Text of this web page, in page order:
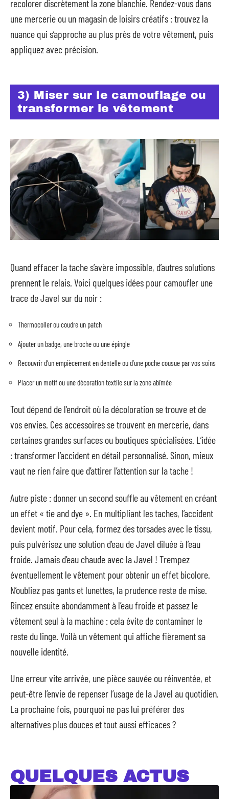
recolorer discrètement la zone blanchie. Rendez-vous dans
une mercerie ou un magasin de loisirs créatifs : trouvez la
nuance qui s’approche au plus près de votre vêtement, puis
appliquez avec précision.
3) Miser sur le camouflage ou
transformer le vêtement
Quand effacer la tache s’avère impossible, d’autres solutions
prennent le relais. Voici quelques idées pour camoufler une
trace de Javel sur du noir :
Thermocoller ou coudre un patch
Ajouter un badge, une broche ou une épingle
Recouvrir d’un empiècement en dentelle ou d’une poche cousue par vos soins
Placer un motif ou une décoration textile sur la zone abîmée
Tout dépend de l’endroit où la décoloration se trouve et de
vos envies. Ces accessoires se trouvent en mercerie, dans
certaines grandes surfaces ou boutiques spécialisées. L’idée
: transformer l’accident en détail personnalisé. Sinon, mieux
vaut ne rien faire que d’attirer l’attention sur la tache !
Autre piste : donner un second souffle au vêtement en créant
un effet « tie and dye ». En multipliant les taches, l’accident
devient motif. Pour cela, formez des torsades avec le tissu,
puis pulvérisez une solution d’eau de Javel diluée à l’eau
froide. Jamais d’eau chaude avec la Javel ! Trempez
éventuellement le vêtement pour obtenir un effet bicolore.
N’oubliez pas gants et lunettes, la prudence reste de mise.
Rincez ensuite abondamment à l’eau froide et passez le
vêtement seul à la machine : cela évite de contaminer le
reste du linge. Voilà un vêtement qui affiche fièrement sa
nouvelle identité.
Une erreur vite arrivée, une pièce sauvée ou réinventée, et
peut-être l’envie de repenser l’usage de la Javel au quotidien.
La prochaine fois, pourquoi ne pas lui préférer des
alternatives plus douces et tout aussi efficaces ?
QUELQUES ACTUS